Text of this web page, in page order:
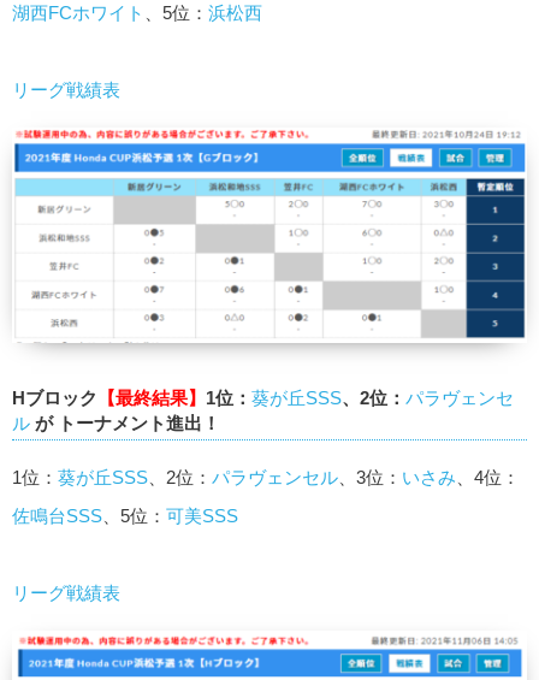
湖西FCホワイト
、5位： 浜松西
リーグ戦績表
Hブロック 【最終結果】 1位： 葵が丘SSS、2位： パラヴェンセ
ル が トーナメント進出！
1位： 葵が丘SSS 、2位： パラヴェンセル 、3位： いさみ 、4位：
佐鳴台SSS 、5位： 可美SSS
リーグ戦績表